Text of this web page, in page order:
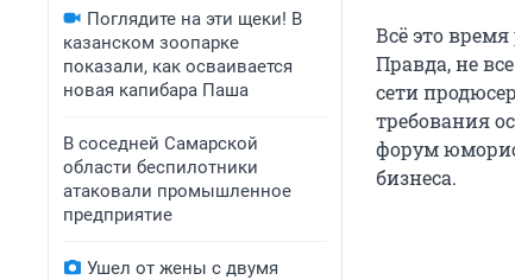
Поглядите на эти щеки! В
казанском зоопарке
показали, как осваивается
новая капибара Паша
В соседней Самарской
области беспилотники
атаковали промышленное
предприятие
Ушел от жены с двумя
Всё это
Правда, не
сети
требования
форум
бизнеса.